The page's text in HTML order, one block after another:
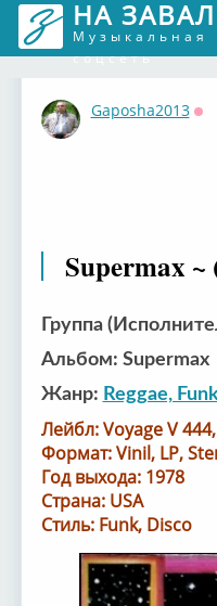
НА
Музыкальная
соцсеть
Gaposha2013
Supermax ~
Группа
Альбом: Supermax
Жанр: Reggae,
Лейбл: Voyage V
Формат: Vinil, LP,
Год выхода: 1978
Страна: USA
Стиль: Funk, Disco